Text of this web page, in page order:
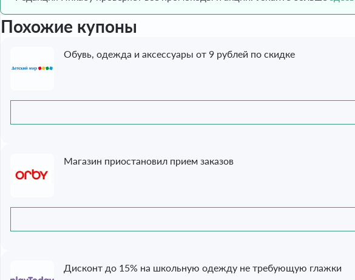
Похожие купоны
Обувь, одежда и аксессуары от 9 рублей по скидке
Магазин приостановил прием заказов
Дисконт до 15% на школьную одежду не требующую глажки